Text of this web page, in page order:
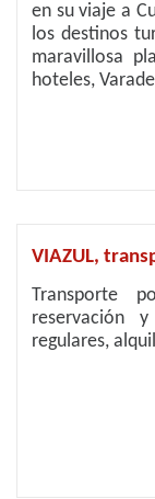
en su viaje a
los destinos
maravillosa
hoteles,
VIAZUL,
Transporte
reservación
regulares,